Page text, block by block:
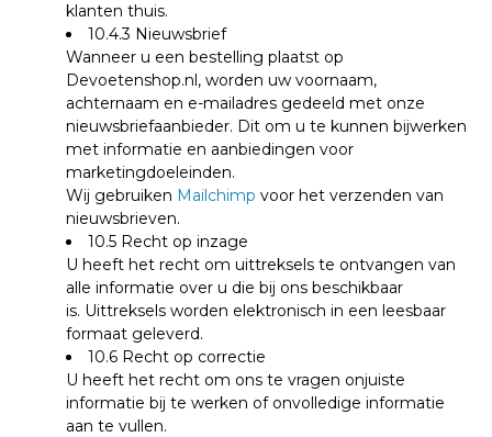
klanten thuis.
10.4.3 Nieuwsbrief
Wanneer u een bestelling plaatst op
Devoetenshop.nl, worden uw voornaam,
achternaam en e-mailadres gedeeld met onze
nieuwsbriefaanbieder. Dit om u te kunnen bijwerken
met informatie en aanbiedingen voor
marketingdoeleinden.
Wij gebruiken Mailchimp voor het verzenden van
nieuwsbrieven.
10.5 Recht op inzage
U heeft het recht om uittreksels te ontvangen van
alle informatie over u die bij ons beschikbaar
is. Uittreksels worden elektronisch in een leesbaar
formaat geleverd.
10.6 Recht op correctie
U heeft het recht om ons te vragen onjuiste
informatie bij te werken of onvolledige informatie
aan te vullen.